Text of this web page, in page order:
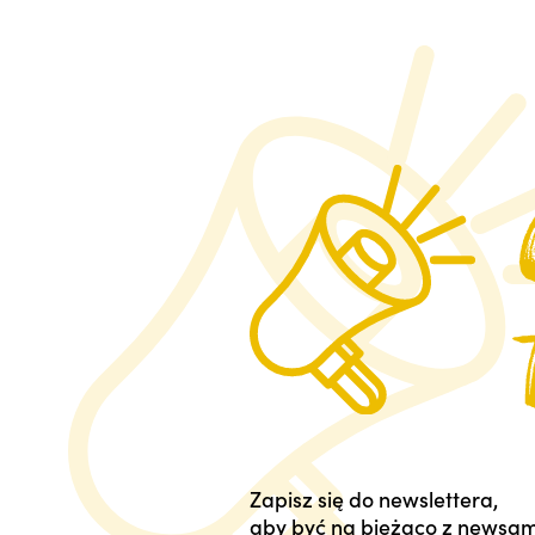
Zapisz się do newslettera,
aby być na bieżąco z